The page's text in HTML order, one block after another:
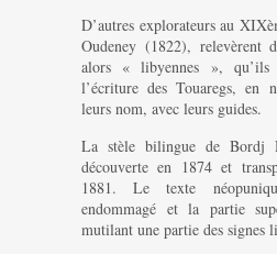
D’autres explorateurs au
Oudeney (1822), relevèrent
alors « libyennes », qu’ils
l’écriture des Touaregs, en
leurs nom, avec leurs guides.
La stèle bilingue de Bordj
découverte en 1874 et
1881. Le texte
endommagé et la partie
mutilant une partie des signes